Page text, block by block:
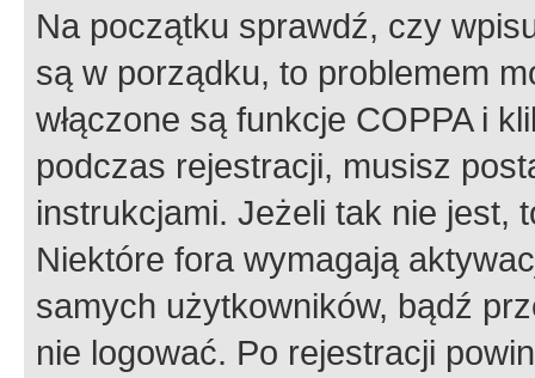
Na początku sprawdź, czy
są w porządku, to problemem
włączone są funkcje COPPA i
podczas rejestracji, musisz
instrukcjami. Jeżeli tak nie jest,
Niektóre fora wymagają
samych użytkowników, bądź
nie logować. Po rejestracji